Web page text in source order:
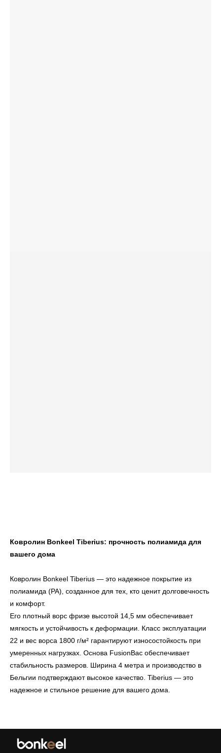
Ковролин Bonkeel Tiberius: прочность полиамида для
вашего дома
Ковролин Bonkeel Tiberius — это надежное покрытие из
полиамида (PA), созданное для тех, кто ценит долговечность
и комфорт.
Его плотный ворс фризе высотой 14,5 мм обеспечивает
мягкость и устойчивость к деформации. Класс эксплуатации
22 и вес ворса 1800 г/м² гарантируют износостойкость при
умеренных нагрузках. Основа FusionBac обеспечивает
стабильность размеров. Ширина 4 метра и производство в
Бельгии подтверждают высокое качество. Tiberius — это
надежное и стильное решение для вашего дома.